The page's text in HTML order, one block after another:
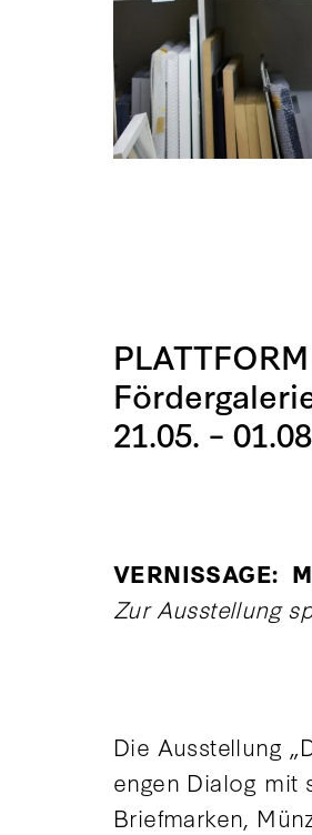
21.05. –
VERNISSAGE:
Zur Ausstellung
Die Ausstellung
engen Dialog mit
Briefmarken,